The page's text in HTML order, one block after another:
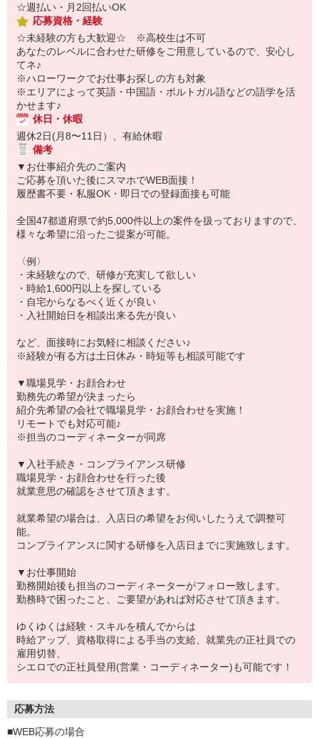
☆週払い・月2回払いOK
応募資格・経験
☆未経験の方も大歓迎☆ ※高校生は不可
あなたのレベルに合わせた研修をご用意しているので、安心し
てネ♪
※ハローワークでお仕事お探しの方も対象
※エリアによって英語・中国語・ポルトガル語などの語学を活
かせます♪
休日・休暇
週休2日(月8〜11日）、有給休暇
備考
▼お仕事紹介先のご案内
ご応募を頂いた後にスマホでWEB面接！
履歴書不要・私服OK・即日での登録面接も可能
全国47都道府県で約5,000件以上の案件を扱っておりますので、
様々な希望に沿ったご提案が可能。
〈例〉
・未経験なので、研修が充実して欲しい
・時給1,600円以上を探している
・自宅からなるべく近くが良い
・入社開始日を相談出来る先が良い
など、面接時にお気軽に相談ください♪
※経験が有る方は土日休み・時短等も相談可能です
▼職場見学・お顔合わせ
勤務先の希望が決まったら
紹介先希望の会社で職場見学・お顔合わせを実施！
リモートでも対応可能♪
※担当のコーディネーターが同席
▼入社手続き・コンプライアンス研修
職場見学・お顔合わせを行った後
就業意思の確認をさせて頂きます。
就業希望の場合は、入店日の希望をお伺いしたうえで調整可
能。
コンプライアンスに関する研修を入店日までに実施致します。
▼お仕事開始
勤務開始後も担当のコーディネーターがフォロー致します。
勤務時で困ったこと、ご要望があれば対応させて頂きます。
ゆくゆくは経験・スキルを積んでからは
時給アップ、資格取得による手当の支給、就業先の正社員での
雇用切替、
シエロでの正社員登用(営業・コーディネーター)も可能です！
応募方法
■WEB応募の場合